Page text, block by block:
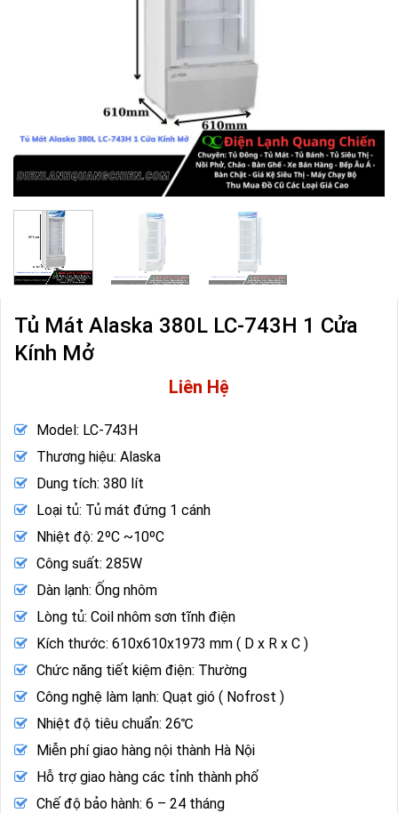
Tủ Mát Alaska 380L LC-743H 1 Cửa
Kính Mở
Liên Hệ
Model: LC-743H
Thương hiệu: Alaska
Dung tích: 380 lít
Loại tủ: Tủ mát đứng 1 cánh
Nhiệt độ: 2ºC ~10ºC
Công suất: 285W
Dàn lạnh: Ống nhôm
Lòng tủ: Coil nhôm sơn tĩnh điện
Kích thước: 610x610x1973 mm ( D x R x C )
Chức năng tiết kiệm điện: Thường
Công nghệ làm lạnh: Quạt gió ( Nofrost )
Nhiệt độ tiêu chuẩn: 26℃
Miễn phí giao hàng nội thành Hà Nội
Hỗ trợ giao hàng các tỉnh thành phố
Chế độ bảo hành: 6 – 24 tháng